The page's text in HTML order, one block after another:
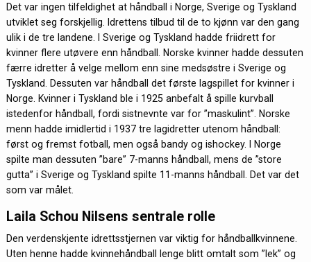
Det var ingen tilfeldighet at håndball i Norge, Sverige og Tyskland
utviklet seg forskjellig. Idrettens tilbud til de to kjønn var den gang
ulik i de tre landene. I Sverige og Tyskland hadde friidrett for
kvinner flere utøvere enn håndball. Norske kvinner hadde dessuten
færre idretter å velge mellom enn sine medsøstre i Sverige og
Tyskland. Dessuten var håndball det første lagspillet for kvinner i
Norge. Kvinner i Tyskland ble i 1925 anbefalt å spille kurvball
istedenfor håndball, fordi sistnevnte var for ”maskulint”. Norske
menn hadde imidlertid i 1937 tre lagidretter utenom håndball:
først og fremst fotball, men også bandy og ishockey. I Norge
spilte man dessuten ”bare” 7-manns håndball, mens de ”store
gutta” i Sverige og Tyskland spilte 11-manns håndball. Det var det
som var målet.
Laila Schou Nilsens sentrale rolle
Den verdenskjente idrettsstjernen var viktig for håndballkvinnene.
Uten henne hadde kvinnehåndball lenge blitt omtalt som ”lek” og